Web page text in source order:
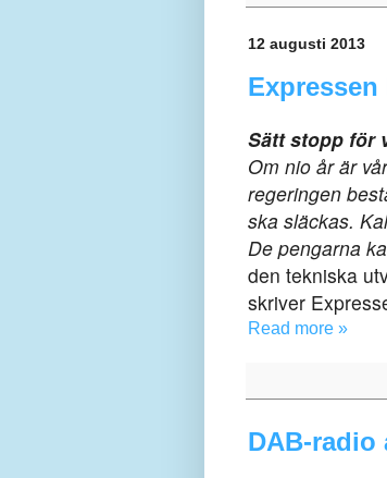
12 augusti 2013
Sätt stopp för
Om nio år är
regeringen
ska släckas.
De pengarna
den tekniska
skriver
Read more »
DAB-radio